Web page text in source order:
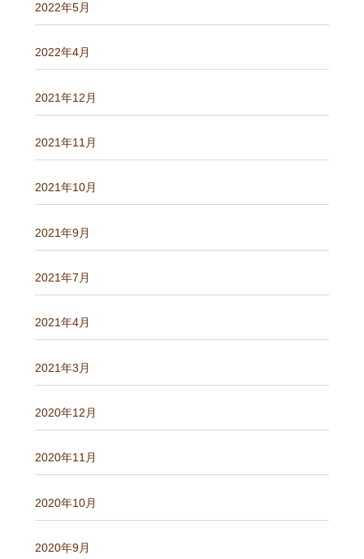
2022年5月
2022年4月
2021年12月
2021年11月
2021年10月
2021年9月
2021年7月
2021年4月
2021年3月
2020年12月
2020年11月
2020年10月
2020年9月